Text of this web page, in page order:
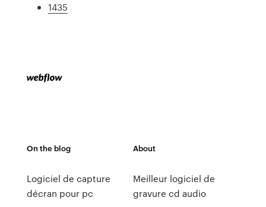
1435
On the blog
Logiciel de capture
décran pour pc
About
Meilleur logiciel de
gravure cd audio